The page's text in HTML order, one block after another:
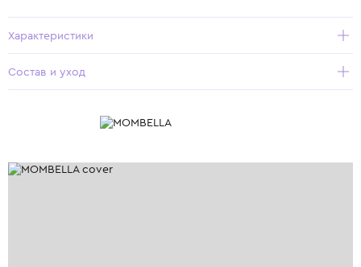
Характеристики
Состав и уход